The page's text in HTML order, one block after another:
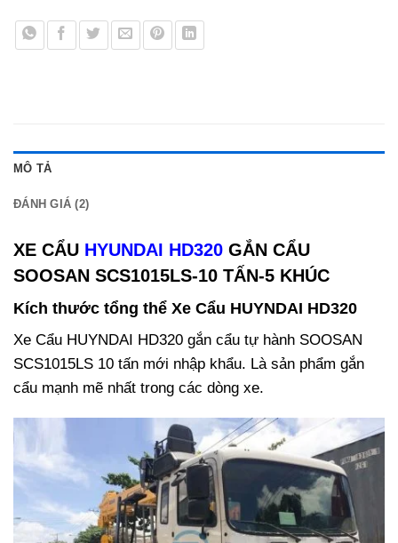
MÔ TẢ
ĐÁNH GIÁ (2)
XE CẨU HYUNDAI HD320 GẮN CẨU
SOOSAN SCS1015LS-10 TẤN-5 KHÚC
Kích thước tổng thể Xe Cẩu HUYNDAI HD320
Xe Cẩu HUYNDAI HD320 gắn cẩu tự hành SOOSAN
SCS1015LS 10 tấn mới nhập khẩu. Là sản phẩm gắn
cẩu mạnh mẽ nhất trong các dòng xe.